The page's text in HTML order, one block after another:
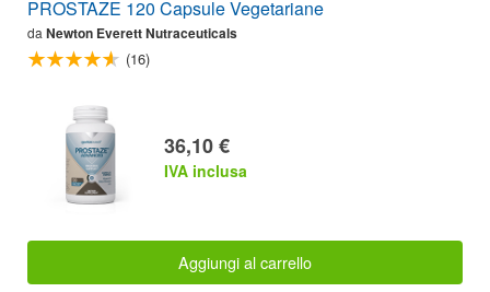
PROSTAZE 120 Capsule Vegetariane
da Newton Everett Nutraceuticals
(16)
36,10 €
IVA inclusa
Aggiungi al carrello